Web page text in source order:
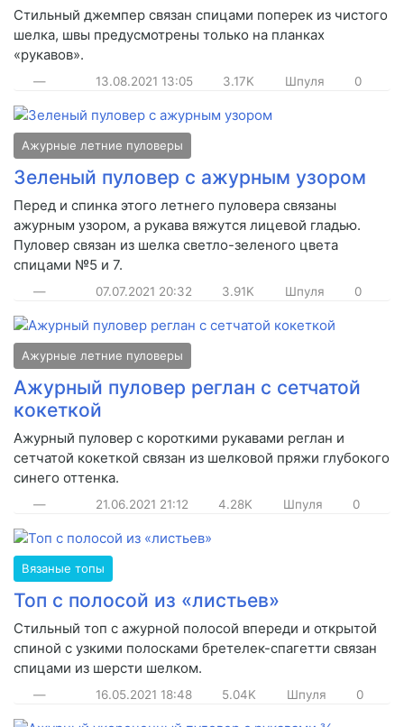
Стильный джемпер связан спицами поперек из чистого
шелка, швы предусмотрены только на планках
«рукавов».
— 13.08.2021 13:05 3.17K Шпуля 0
Ажурные летние пуловеры
Зеленый пуловер с ажурным узором
Перед и спинка этого летнего пуловера связаны
ажурным узором, а рукава вяжутся лицевой гладью.
Пуловер связан из шелка светло-зеленого цвета
спицами №5 и 7.
— 07.07.2021 20:32 3.91K Шпуля 0
Ажурные летние пуловеры
Ажурный пуловер реглан с сетчатой
кокеткой
Ажурный пуловер с короткими рукавами реглан и
сетчатой кокеткой связан из шелковой пряжи глубокого
синего оттенка.
— 21.06.2021 21:12 4.28K Шпуля 0
Вязаные топы
Топ с полосой из «листьев»
Стильный топ с ажурной полосой впереди и открытой
спиной с узкими полосками бретелек-спагетти связан
спицами из шерсти шелком.
— 16.05.2021 18:48 5.04K Шпуля 0